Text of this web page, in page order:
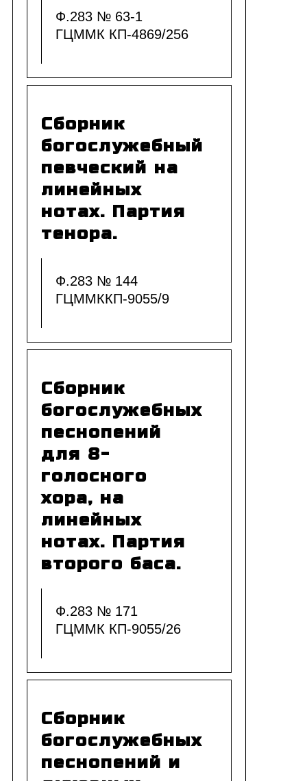
Ф.283 № 63-1
ГЦММК КП-4869/256
Сборник
богослужебный
певческий на
линейных
нотах. Партия
тенора.
Ф.283 № 144
ГЦММККП-9055/9
Сборник
богослужебных
песнопений
для 8-
голосного
хора, на
линейных
нотах. Партия
второго баса.
Ф.283 № 171
ГЦММК КП-9055/26
Сборник
богослужебных
песнопений и